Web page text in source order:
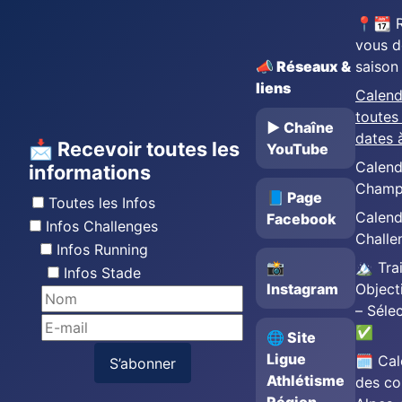
📩 Recevoir toutes les
informations
Toutes les Infos
Infos Challenges
Infos Running
Infos Stade
S’abonner
📣 Réseaux &
liens
▶️ Chaîne
YouTube
📘 Page
Facebook
📸
Instagram
🌐 Site
Ligue
Athlétisme
📍📆
vous
saison
toutes
dates
🏔️
–
✅
🗓️
des